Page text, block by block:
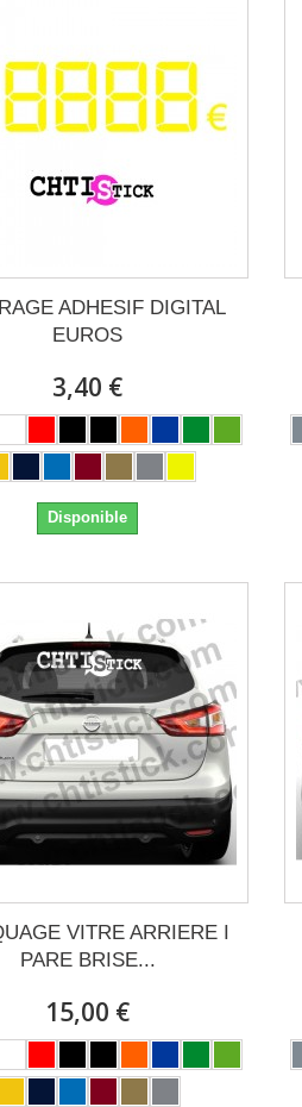
ADHESIF DIGITAL
EUROS
3,40 €
Disponible
VITRE ARRIERE I
PARE BRISE...
15,00 €